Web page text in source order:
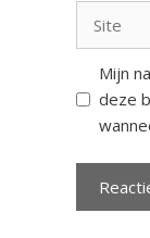
Mijn
deze